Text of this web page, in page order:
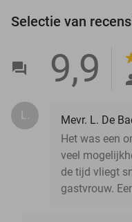
Selectie van
9,9
L.
Mevr. L. De
Het was een
veel
de tijd vliegt
gastvrouw.